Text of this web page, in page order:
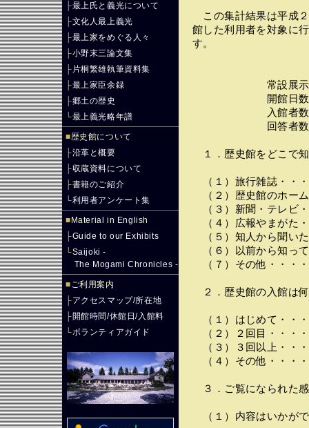
├最上氏と義光について
├文化人最上義光
├最上家をめぐる人々
├小野末三論文集
├ 片桐繁雄執筆資料集
├最上家臣余録
├郷土の歴史
└最上義光略年譜
■歴史館について
├沿革と概要
├収蔵資料について
├書籍のご紹介
└利用者アンケート集
■ Material in English
├Guide to our Exhibits
└Saijoki -
The Mogami Chronicles -
■ご利用案内
├アクセスマップ/所在地
├開館時間/休館日/入館料
└ボランティアガイド
この集計結果は平成
館した利用者を対象に
す。
常設展示 （３
開館日数・・・
入館者数・・・
回答者数・・・
１．歴史館をどこで
（１）旅行雑誌・・
（２）歴史館のホー
（３）新聞・テレビ
（４）広報やまがた
（５）知人から聞い
（６）以前から知っ
（７）その他・・・
２．歴史館の入館は
（１）はじめて・・
（２）２回目・・・
（３）３回以上・・
（４）その他・・・
３．ご覧になられた
（１）内容はいかが